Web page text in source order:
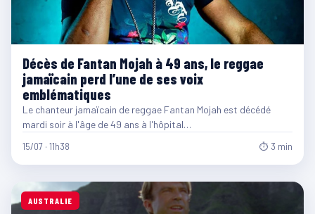
Décès de Fantan Mojah à 49 ans, le reggae
jamaïcain perd l’une de ses voix
emblématiques
Le chanteur jamaïcain de reggae Fantan Mojah est décédé
mardi soir à l'âge de 49 ans à l'hôpital…
15/07 · 11h38 ⏱ 3 min
AUSTRALIE